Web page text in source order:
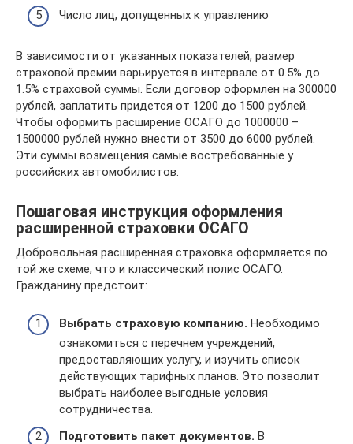
Число лиц, допущенных к управлению
В зависимости от указанных показателей, размер
страховой премии варьируется в интервале от 0.5% до
1.5% страховой суммы. Если договор оформлен на 300000
рублей, заплатить придется от 1200 до 1500 рублей.
Чтобы оформить расширение ОСАГО до 1000000 –
1500000 рублей нужно внести от 3500 до 6000 рублей.
Эти суммы возмещения самые востребованные у
российских автомобилистов.
Пошаговая инструкция оформления
расширенной страховки ОСАГО
Добровольная расширенная страховка оформляется по
той же схеме, что и классический полис ОСАГО.
Гражданину предстоит:
Выбрать страховую компанию. Необходимо
ознакомиться с перечнем учреждений,
предоставляющих услугу, и изучить список
действующих тарифных планов. Это позволит
выбрать наиболее выгодные условия
сотрудничества.
Подготовить пакет документов. В